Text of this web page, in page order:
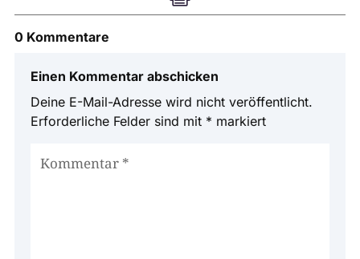
0 Kommentare
Einen Kommentar abschicken
Deine E-Mail-Adresse wird nicht veröffentlicht.
Erforderliche Felder sind mit * markiert